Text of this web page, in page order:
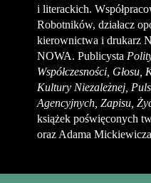
i literackich.
Robotników, działacz
kierownictwa i drukarz
NOWA. Publicysta
Współczesności,
Kultury Niezależnej,
Agencyjnych, Zapisu,
książek poświęconych
oraz Adama